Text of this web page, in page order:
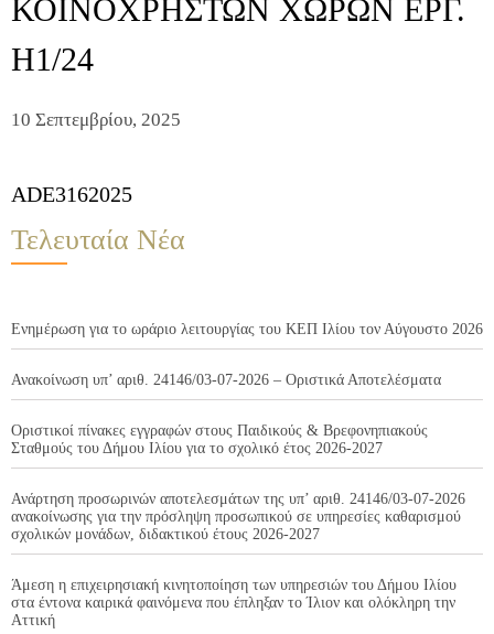
ΚΟΙΝΟΧΡΗΣΤΩΝ ΧΩΡΩΝ ΕΡΓ.
Η1/24
10 Σεπτεμβρίου, 2025
ADE3162025
Τελευταία Νέα
Ενημέρωση για το ωράριο λειτουργίας του ΚΕΠ Ιλίου τον Αύγουστο 2026
Ανακοίνωση υπ’ αριθ. 24146/03-07-2026 – Οριστικά Αποτελέσματα
Οριστικοί πίνακες εγγραφών στους Παιδικούς & Βρεφονηπιακούς
Σταθμούς του Δήμου Ιλίου για το σχολικό έτος 2026-2027
Ανάρτηση προσωρινών αποτελεσμάτων της υπ’ αριθ. 24146/03-07-2026
ανακοίνωσης για την πρόσληψη προσωπικού σε υπηρεσίες καθαρισμού
σχολικών μονάδων, διδακτικού έτους 2026-2027
Άμεση η επιχειρησιακή κινητοποίηση των υπηρεσιών του Δήμου Ιλίου
στα έντονα καιρικά φαινόμενα που έπληξαν το Ίλιον και ολόκληρη την
Αττική